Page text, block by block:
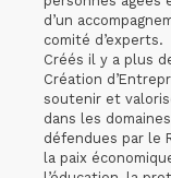
d’un
comité d’experts.
Créés il y a plus
Création
soutenir et
dans les
défendues par le
la paix